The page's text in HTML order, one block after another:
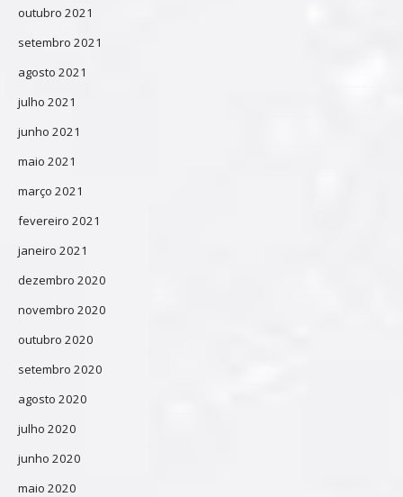
outubro 2021
setembro 2021
agosto 2021
julho 2021
junho 2021
maio 2021
março 2021
fevereiro 2021
janeiro 2021
dezembro 2020
novembro 2020
outubro 2020
setembro 2020
agosto 2020
julho 2020
junho 2020
maio 2020